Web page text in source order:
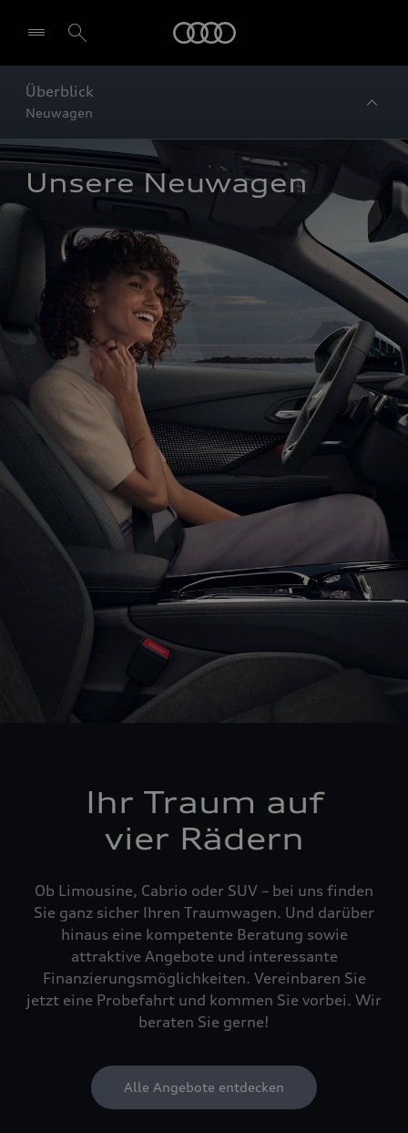
Überblick
Neuwagen
Unsere Neuwagen
Ihr Traum auf
vier Rädern
Ob Limousine, Cabrio oder SUV – bei uns finden
Sie ganz sicher Ihren Traumwagen. Und darüber
hinaus eine kompetente Beratung sowie
attraktive Angebote und interessante
Finanzierungsmöglichkeiten. Vereinbaren Sie
jetzt eine Probefahrt und kommen Sie vorbei. Wir
beraten Sie gerne!
Alle Angebote entdecken